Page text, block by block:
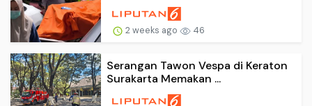
2 weeks ago 46
Serangan Tawon Vespa di Keraton
Surakarta Memakan ...